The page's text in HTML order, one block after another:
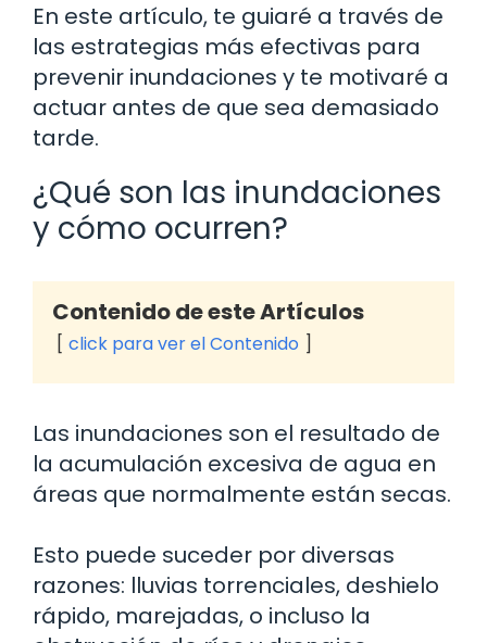
En este artículo, te guiaré a través de
las estrategias más efectivas para
prevenir inundaciones y te motivaré a
actuar antes de que sea demasiado
tarde.
¿Qué son las inundaciones
y cómo ocurren?
Contenido de este Artículos
click para ver el Contenido
Las inundaciones son el resultado de
la acumulación excesiva de agua en
áreas que normalmente están secas.
Esto puede suceder por diversas
razones: lluvias torrenciales, deshielo
rápido, marejadas, o incluso la